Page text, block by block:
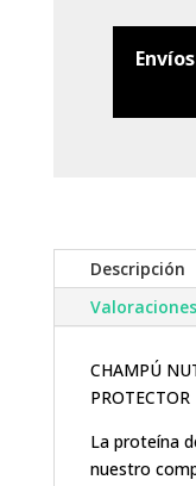
cantidad
Descripción
CHAMPÚ
PROTECTOR
La proteína
nuestro